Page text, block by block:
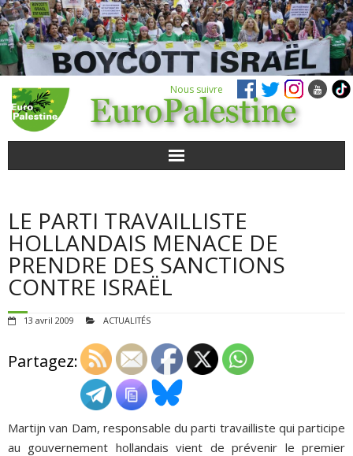
Nous suivre
POUR AGIR
AGENDA
QUI SOMMES-NOUS ?
ADHÉSIONS, DONS, CONTACT
LE PARTI TRAVAILLISTE
HOLLANDAIS MENACE DE
PRENDRE DES SANCTIONS
CONTRE ISRAËL
13 avril 2009 ACTUALITÉS
Partagez:
Martijn van Dam, responsable du parti travailliste qui participe
au gouvernement hollandais vient de prévenir le premier